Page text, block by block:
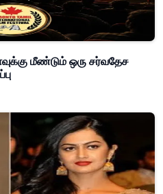
மீண்டும் ஒரு சர்வதேச